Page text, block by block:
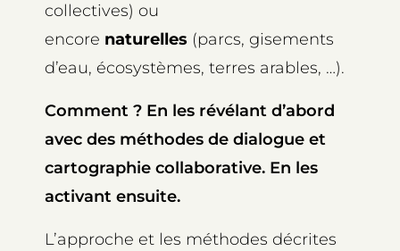
collectives) ou
encore naturelles (parcs, gisements
d’eau, écosystèmes, terres arables, …).
Comment ? En les révélant d’abord
avec des méthodes de dialogue et
cartographie collaborative. En les
activant ensuite.
L’approche et les méthodes décrites